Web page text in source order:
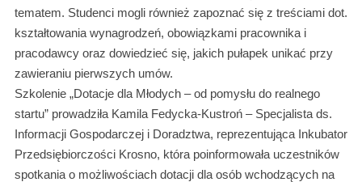
tematem. Studenci mogli również zapoznać się z treściami dot.
kształtowania wynagrodzeń, obowiązkami pracownika i
pracodawcy oraz dowiedzieć się, jakich pułapek unikać przy
zawieraniu pierwszych umów.
Szkolenie „Dotacje dla Młodych – od pomysłu do realnego
startu” prowadziła Kamila Fedycka-Kustroń – Specjalista ds.
Informacji Gospodarczej i Doradztwa, reprezentująca Inkubator
Przedsiębiorczości Krosno, która poinformowała uczestników
spotkania o możliwościach dotacji dla osób wchodzących na